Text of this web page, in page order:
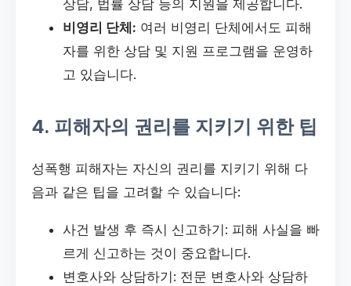
상담, 법률 상담 등의 지원을 제공합니다.
비영리 단체: 여러 비영리 단체에서도 피해
자를 위한 상담 및 지원 프로그램을 운영하
고 있습니다.
4. 피해자의 권리를 지키기 위한 팁
성폭행 피해자는 자신의 권리를 지키기 위해 다
음과 같은 팁을 고려할 수 있습니다:
사건 발생 후 즉시 신고하기: 피해 사실을 빠
르게 신고하는 것이 중요합니다.
변호사와 상담하기: 전문 변호사와 상담하